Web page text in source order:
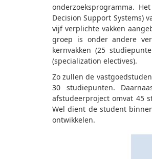
onderzoeksprogramma.
Decision Support Systems)
vijf verplichte vakken
groep is onder andere
kernvakken (25
(specialization electives).
Zo zullen de
30 studiepunten.
afstudeerproject omvat 45
Wel dient de student
ontwikkelen.